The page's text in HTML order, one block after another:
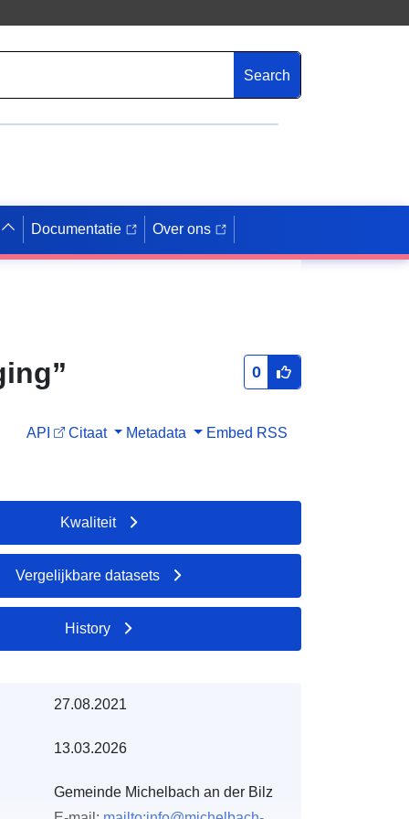
Search
Documentatie Over ons
0
API Citaat Metadata Embed RSS
Kwaliteit
Vergelijkbare datasets
History
27.08.2021
13.03.2026
Gemeinde Michelbach an der Bilz